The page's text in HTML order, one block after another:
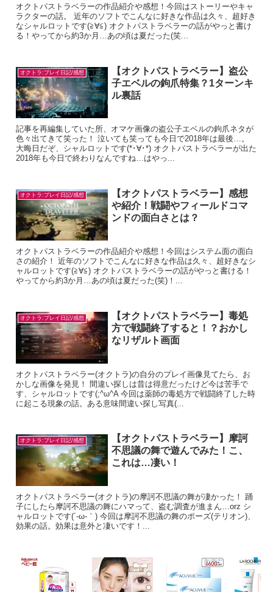
オクトパストラベラーの作品紹介や感想！今回はストーリーやキャ
ラクターの話。 近年のソフトでこんなに好きな作品は久々、超好き
なシャルロットです(≧∀≦) オクトパストラベラーの話がやっと書け
る！やってから約3か月…あの頃は夏だった(笑...
オクトラ:プレイ日記/感想
【オクトパストラベラー】盗公
子エベルの鉤爪特集？1ターンキ
ル裏話
記事を再編集していた所、オマケ画像の盗公子エベルの鉤爪ネタが
色々出てきて笑った！ 泣いても笑っても今日で2018年は最後…。
大晦日だぞ、シャルロットです(*･∀･*) オクトパストラベラーが出た
2018年も今日で終わりなんですね…はやっ...
オクトラ:プレイ日記/感想
【オクトパストラベラー】感想
や紹介！戦闘やフィールドコマ
ンドの面白さとは？
オクトパストラベラーの作品紹介や感想！今回はシステム面の面白
さの紹介！ 近年のソフトでこんなに好きな作品は久々、超好きなシ
ャルロットです(≧∀≦) オクトパストラベラーの話がやっと書ける！
やってから約3か月…あの頃は夏だった(笑)！...
オクトラ:プレイ日記/感想
【オクトパストラベラー】毒処
方で戦闘終了すると！？おかし
なリザルト画面
オクトパストラベラー(オクトラ)の自分のプレイ画像見てたら、お
かしな画像を発見！ 間違い探しは昔は得意だったけど今は苦手で
す、シャルロットです(;^ω^A 今回は薬師の毒処方で戦闘終了した時
に起こる現象の話。ある意味間違い探し写真(...
オクトラ:プレイ日記/感想
【オクトパストラベラー】摩訶
不思議の舞で遊んでみた！こ、
これは…凄い！
オクトパストラベラー(オクトラ)の摩訶不思議の舞が凄かった！ 踊
子にしたら摩訶不思議の舞にハマって、盗む調査が進まん…orz シ
ャルロットです(´-ω-｀) 今回は摩訶不思議の舞のポーズ(テリオン)、
効果の話。効果は意外と凄いです！...